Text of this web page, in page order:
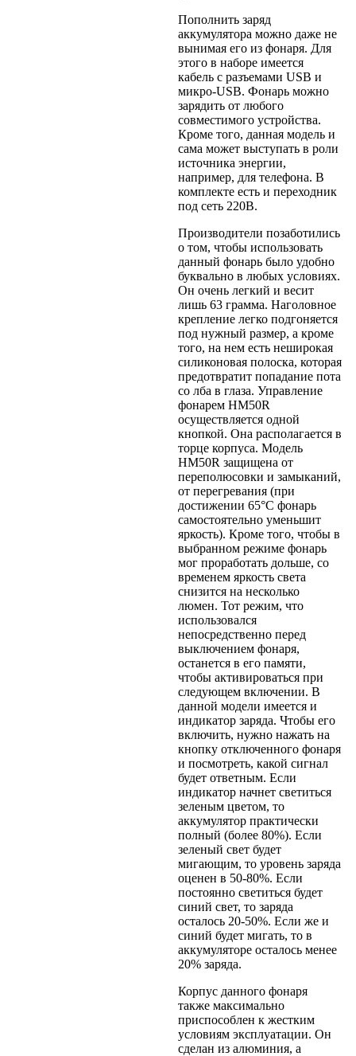
Пополнить заряд
аккумулятора можно даже не
вынимая его из фонаря. Для
этого в наборе имеется
кабель с разъемами USB и
микро-USB. Фонарь можно
зарядить от любого
совместимого устройства.
Кроме того, данная модель и
сама может выступать в роли
источника энергии,
например, для телефона. В
комплекте есть и переходник
под сеть 220В.
Производители позаботились
о том, чтобы использовать
данный фонарь было удобно
буквально в любых условиях.
Он очень легкий и весит
лишь 63 грамма. Наголовное
крепление легко подгоняется
под нужный размер, а кроме
того, на нем есть неширокая
силиконовая полоска, которая
предотвратит попадание пота
со лба в глаза. Управление
фонарем HM50R
осуществляется одной
кнопкой. Она располагается в
торце корпуса. Модель
HM50R защищена от
переполюсовки и замыканий,
от перегревания (при
достижении 65°С фонарь
самостоятельно уменьшит
яркость). Кроме того, чтобы в
выбранном режиме фонарь
мог проработать дольше, со
временем яркость света
снизится на несколько
люмен. Тот режим, что
использовался
непосредственно перед
выключением фонаря,
останется в его памяти,
чтобы активироваться при
следующем включении. В
данной модели имеется и
индикатор заряда. Чтобы его
включить, нужно нажать на
кнопку отключенного фонаря
и посмотреть, какой сигнал
будет ответным. Если
индикатор начнет светиться
зеленым цветом, то
аккумулятор практически
полный (более 80%). Если
зеленый свет будет
мигающим, то уровень заряда
оценен в 50-80%. Если
постоянно светиться будет
синий свет, то заряда
осталось 20-50%. Если же и
синий будет мигать, то в
аккумуляторе осталось менее
20% заряда.
Корпус данного фонаря
также максимально
приспособлен к жестким
условиям эксплуатации. Он
сделан из алюминия, а